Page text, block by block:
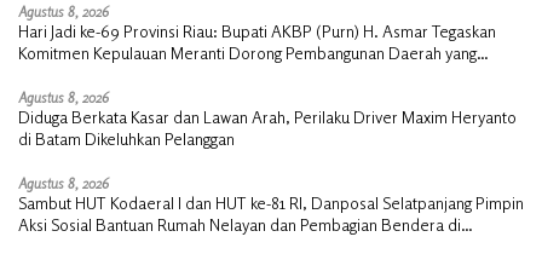
Agustus 8, 2026
Hari Jadi ke-69 Provinsi Riau: Bupati AKBP (Purn) H. Asmar Tegaskan
Komitmen Kepulauan Meranti Dorong Pembangunan Daerah yang
Agustus 8, 2026
Diduga Berkata Kasar dan Lawan Arah, Perilaku Driver Maxim Heryanto
di Batam Dikeluhkan Pelanggan
Agustus 8, 2026
Sambut HUT Kodaeral I dan HUT ke-81 RI, Danposal Selatpanjang Pimpin
Aksi Sosial Bantuan Rumah Nelayan dan Pembagian Bendera di